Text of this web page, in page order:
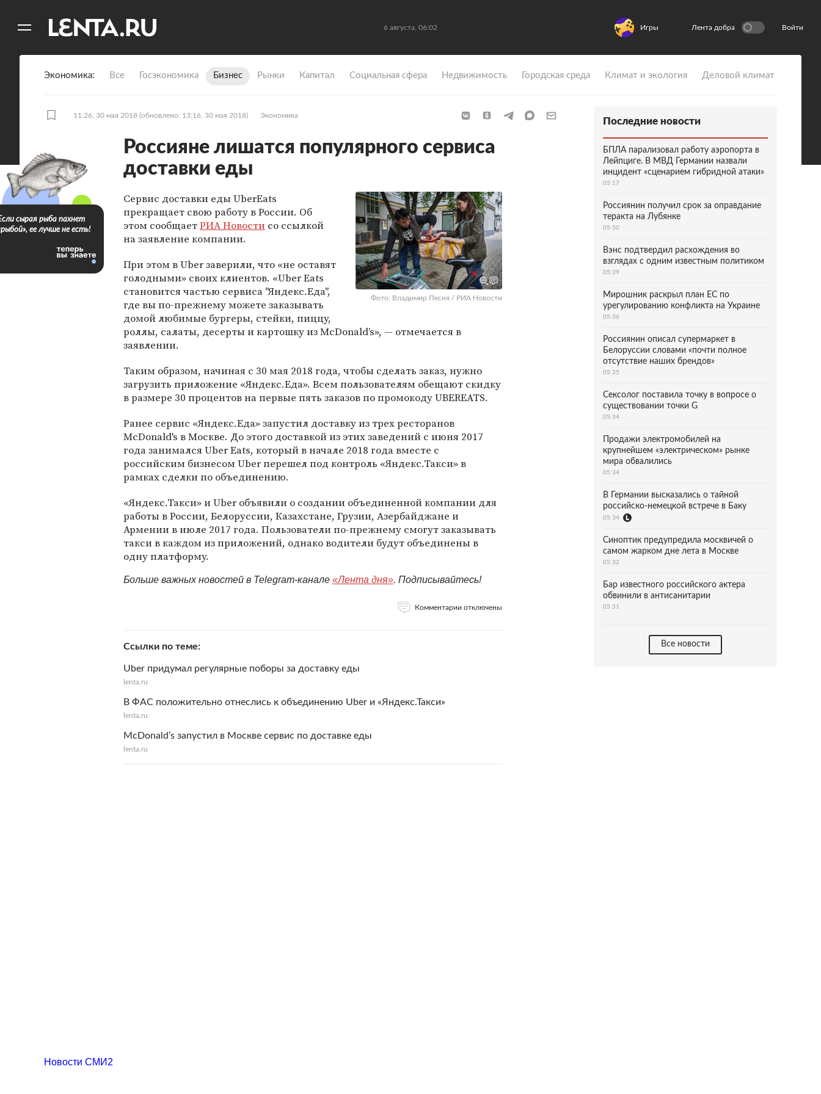
6 августа, 06:02 Игры Лента добра Войти
Экономика Все Госэкономика Бизнес Рынки Капитал Социальная сфера Недвижимость Городская среда Климат и экология Деловой климат
11:26, 30 мая 2018 (обновлено: 13:16, 30 мая 2018) Экономика
Россияне лишатся популярного сервиса
доставки еды
Фото: Владимир Песня / РИА Новости
Сервис доставки еды UberEats
прекращает свою работу в России. Об
этом сообщаетРИА Новости со ссылкой
на заявление компании.
При этом в Uber заверили, что «не оставят
голодными» своих клиентов. «Uber Eats
становится частью сервиса "Яндекс.Еда",
где вы по-прежнему можете заказывать
домой любимые бургеры, стейки, пиццу,
роллы, салаты, десерты и картошку из McDonald’s», — отмечается в
заявлении.
Таким образом, начиная с 30 мая 2018 года, чтобы сделать заказ, нужно
загрузить приложение «Яндекс.Еда». Всем пользователям обещают скидку
в размере 30 процентов на первые пять заказов по промокоду UBEREATS.
Ранее сервис «Яндекс.Еда» запустил доставку из трех ресторанов
McDonald's в Москве. До этого доставкой из этих заведений с июня 2017
года занимался Uber Eats, который в начале 2018 года вместе с
российским бизнесом Uber перешел под контроль «Яндекс.Такси» в
рамках сделки по объединению.
«Яндекс.Такси» и Uber объявили о создании объединенной компании для
работы в России, Белоруссии, Казахстане, Грузии, Азербайджане и
Армении в июле 2017 года. Пользователи по-прежнему смогут заказывать
такси в каждом из приложений, однако водители будут объединены в
одну платформу.
Больше важных новостей в Telegram-канале «Лента дня». Подписывайтесь!
Комментарии отключены
Ссылки по теме
Uber придумал регулярные поборы за доставку еды
lenta.ru
В ФАС положительно отнеслись к объединению Uber и «Яндекс.Такси»
lenta.ru
McDonald’s запустил в Москве сервис по доставке еды
lenta.ru
сырая рыба пахнет
ее лучше не есть!
Последние новости
БПЛА парализовал работу аэропорта в
Лейпциге. В МВД Германии назвали
инцидент «сценарием гибридной атаки»
05:17
Россиянин получил срок за оправдание
теракта на Лубянке
05:50
Вэнс подтвердил расхождения во
взглядах с одним известным политиком
05:39
Мирошник раскрыл план ЕС по
урегулированию конфликта на Украине
05:36
Россиянин описал супермаркет в
Белоруссии словами «почти полное
отсутствие наших брендов»
05:35
Сексолог поставила точку в вопросе о
существовании точки G
05:34
Продажи электромобилей на
крупнейшем «электрическом» рынке
мира обвалились
05:34
В Германии высказались о тайной
российско-немецкой встрече в Баку
05:34
Синоптик предупредила москвичей о
самом жарком дне лета в Москве
05:32
Бар известного российского актера
обвинили в антисанитарии
05:31
Все новости
Новости СМИ2